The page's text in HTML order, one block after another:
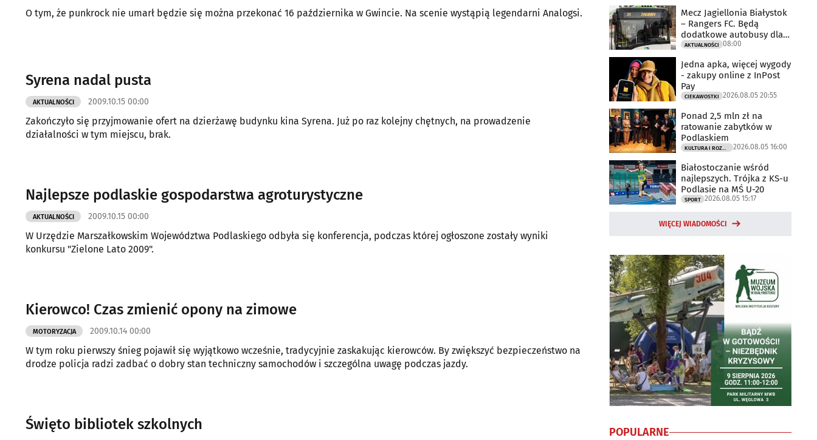
O tym, że punkrock nie umarł będzie się można przekonać 16 października w Gwincie. Na scenie wystąpią legendarni Analogsi.
Syrena nadal pusta
AKTUALNOŚCI 2009.10.15 00:00
Zakończyło się przyjmowanie ofert na dzierżawę budynku kina Syrena. Już po raz kolejny chętnych, na prowadzenie
działalności w tym miejscu, brak.
Najlepsze podlaskie gospodarstwa agroturystyczne
AKTUALNOŚCI 2009.10.15 00:00
W Urzędzie Marszałkowskim Województwa Podlaskiego odbyła się konferencja, podczas której ogłoszone zostały wyniki
konkursu "Zielone Lato 2009".
Kierowco! Czas zmienić opony na zimowe
MOTORYZACJA 2009.10.14 00:00
W tym roku pierwszy śnieg pojawił się wyjątkowo wcześnie, tradycyjnie zaskakując kierowców. By zwiększyć bezpieczeństwo na
drodze policja radzi zadbać o dobry stan techniczny samochodów i szczególna uwagę podczas jazdy.
Święto bibliotek szkolnych
Mecz Jagiellonia Białystok
– Rangers FC. Będą
dodatkowe autobusy dla
kibiców
AKTUALNOŚCI 08:00
Jedna apka, więcej wygody
- zakupy online z InPost
Pay
CIEKAWOSTKI 2026.08.05 20:55
Ponad 2,5 mln zł na
ratowanie zabytków w
Podlaskiem
2026.08.05 16:00
Białostoczanie wśród
najlepszych. Trójka z KS-u
Podlasie na MŚ U-20
SPORT 2026.08.05 15:17
WIĘCEJ WIADOMOŚCI
POPULARNE